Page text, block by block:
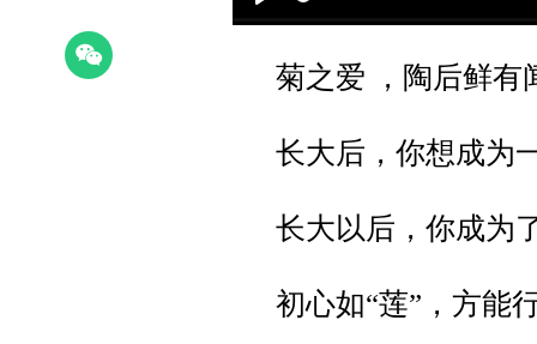
Play
菊之爱 ，陶后鲜有
长大后，你想成为
长大以后，你成为
初心如“莲”，方能